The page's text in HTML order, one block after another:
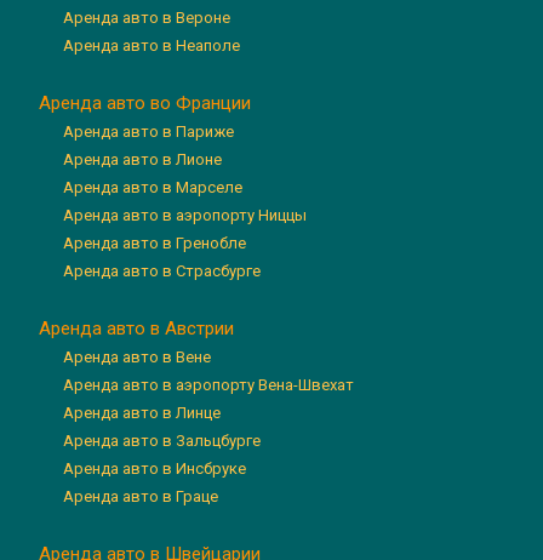
Аренда авто в Вероне
Аренда авто в Неаполе
Аренда авто во Франции
Аренда авто в Париже
Аренда авто в Лионе
Аренда авто в Марселе
Аренда авто в аэропорту Ниццы
Аренда авто в Гренобле
Аренда авто в Страсбурге
Аренда авто в Австрии
Аренда авто в Вене
Аренда авто в аэропорту Вена-Швехат
Аренда авто в Линце
Аренда авто в Зальцбурге
Аренда авто в Инсбруке
Аренда авто в Граце
Аренда авто в Швейцарии